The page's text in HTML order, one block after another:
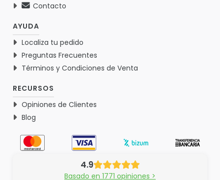
Contacto
AYUDA
Localiza tu pedido
Preguntas Frecuentes
Términos y Condiciones de Venta
RECURSOS
Opiniones de Clientes
Blog
4.9
Basado en 1771 opiniones >